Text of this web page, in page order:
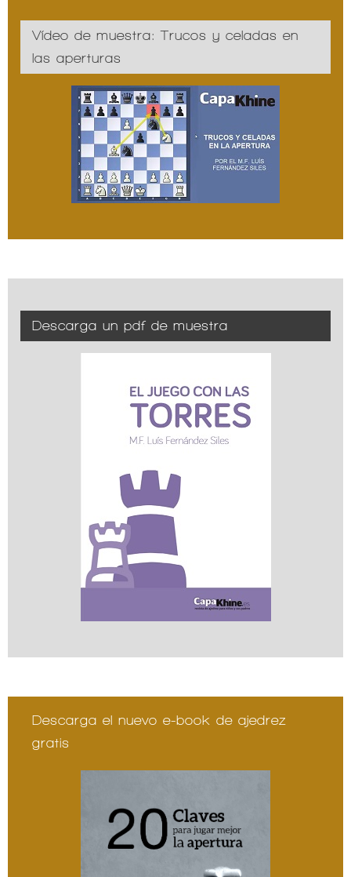
Vídeo de muestra: Trucos y celadas en
las aperturas
Descarga un pdf de muestra
Descarga el nuevo e-book de ajedrez
gratis